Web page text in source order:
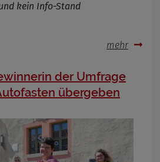
kein Info-Stand
mehr
der Umfrage
übergeben